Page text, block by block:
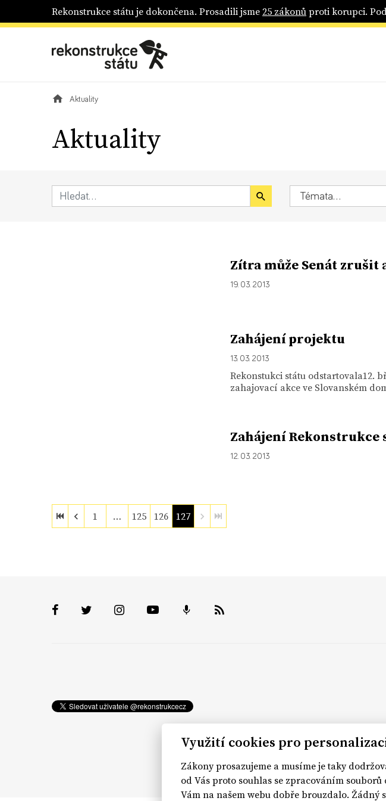
Rekonstrukce státu je dokončena. Prosadili jsme25 zákonůproti korupci.
Aktuality
Aktuality
Zítra může Senát zrušit
19. 03. 2013
Zahájení projektu
13. 03. 2013
Rekonstukci státu odstartovala12.
zahajovací akce ve Slovanském
Zahájení Rekonstrukce
12. 03. 2013
1 … 125 126 127
Využití cookies pro
Zákony prosazujeme a musíme je taky
od Vás proto souhlas se zpracováním souborů
Vám na našem webu dobře brouzdalo. Žádný